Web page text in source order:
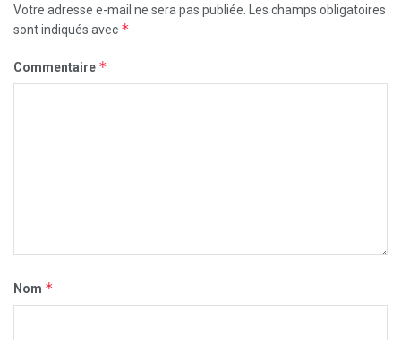
Votre adresse e-mail ne sera pas publiée.
Les champs obligatoires
sont indiqués avec *
Commentaire *
Nom *